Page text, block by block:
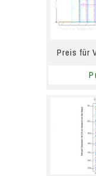
Preis für